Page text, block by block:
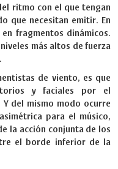
ritmo con el que tengan
que necesitan emitir. En
fragmentos dinámicos.
más altos de fuerza
de viento, es que
y faciales por el
del mismo modo ocurre
para el músico,
la acción conjunta de los
el borde inferior de la